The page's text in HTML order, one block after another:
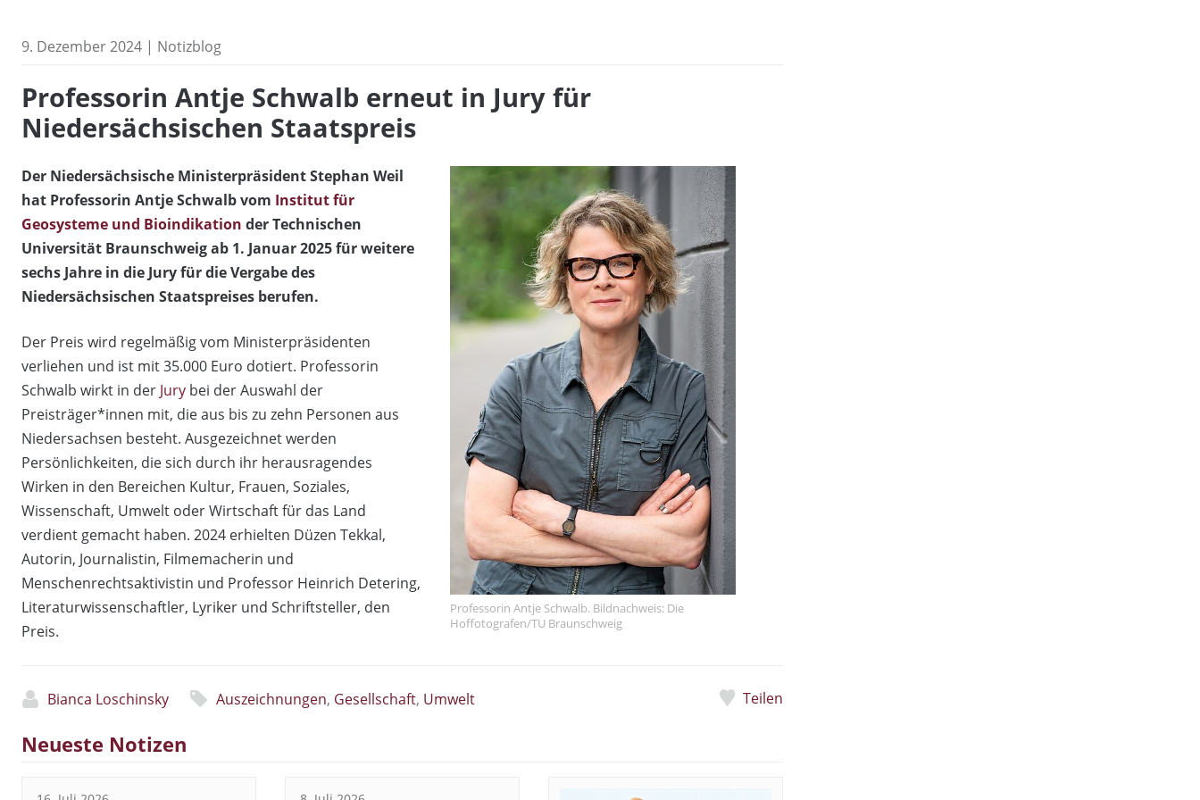
9. Dezember 2024 | Notizblog
Professorin Antje Schwalb erneut in Jury für
Niedersächsischen Staatspreis
Professorin Antje Schwalb. Bildnachweis: Die
Hoffotografen/TU Braunschweig
Der Niedersächsische Ministerpräsident Stephan Weil
hat Professorin Antje Schwalb vom Institut für
Geosysteme und Bioindikation der Technischen
Universität Braunschweig ab 1. Januar 2025 für weitere
sechs Jahre in die Jury für die Vergabe des
Niedersächsischen Staatspreises berufen.
Der Preis wird regelmäßig vom Ministerpräsidenten
verliehen und ist mit 35.000 Euro dotiert. Professorin
Schwalb wirkt in der Jury bei der Auswahl der
Preisträger*innen mit, die aus bis zu zehn Personen aus
Niedersachsen besteht. Ausgezeichnet werden
Persönlichkeiten, die sich durch ihr herausragendes
Wirken in den Bereichen Kultur, Frauen, Soziales,
Wissenschaft, Umwelt oder Wirtschaft für das Land
verdient gemacht haben. 2024 erhielten Düzen Tekkal,
Autorin, Journalistin, Filmemacherin und
Menschenrechtsaktivistin und Professor Heinrich Detering,
Literaturwissenschaftler, Lyriker und Schriftsteller, den
Preis.
Bianca Loschinsky Auszeichnungen, Gesellschaft, Umwelt Teilen
Neueste Notizen